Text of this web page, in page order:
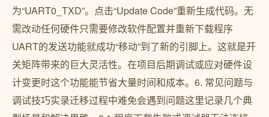
为“UART0_TXD”。点击“Update Code”重新生成代码。无
需改动任何硬件只需要修改软件配置并重新下载程序
UART的发送功能就成功“移动”到了新的引脚上。这就是开
关矩阵带来的巨大灵活性。在项目后期调试或应对硬件设
计变更时这个功能能节省大量时间和成本。6. 常见问题与
调试技巧实录迁移过程中难免会遇到问题这里记录几个典